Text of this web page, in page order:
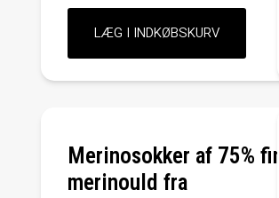
Merinosokker af 75% fint
merinould fra